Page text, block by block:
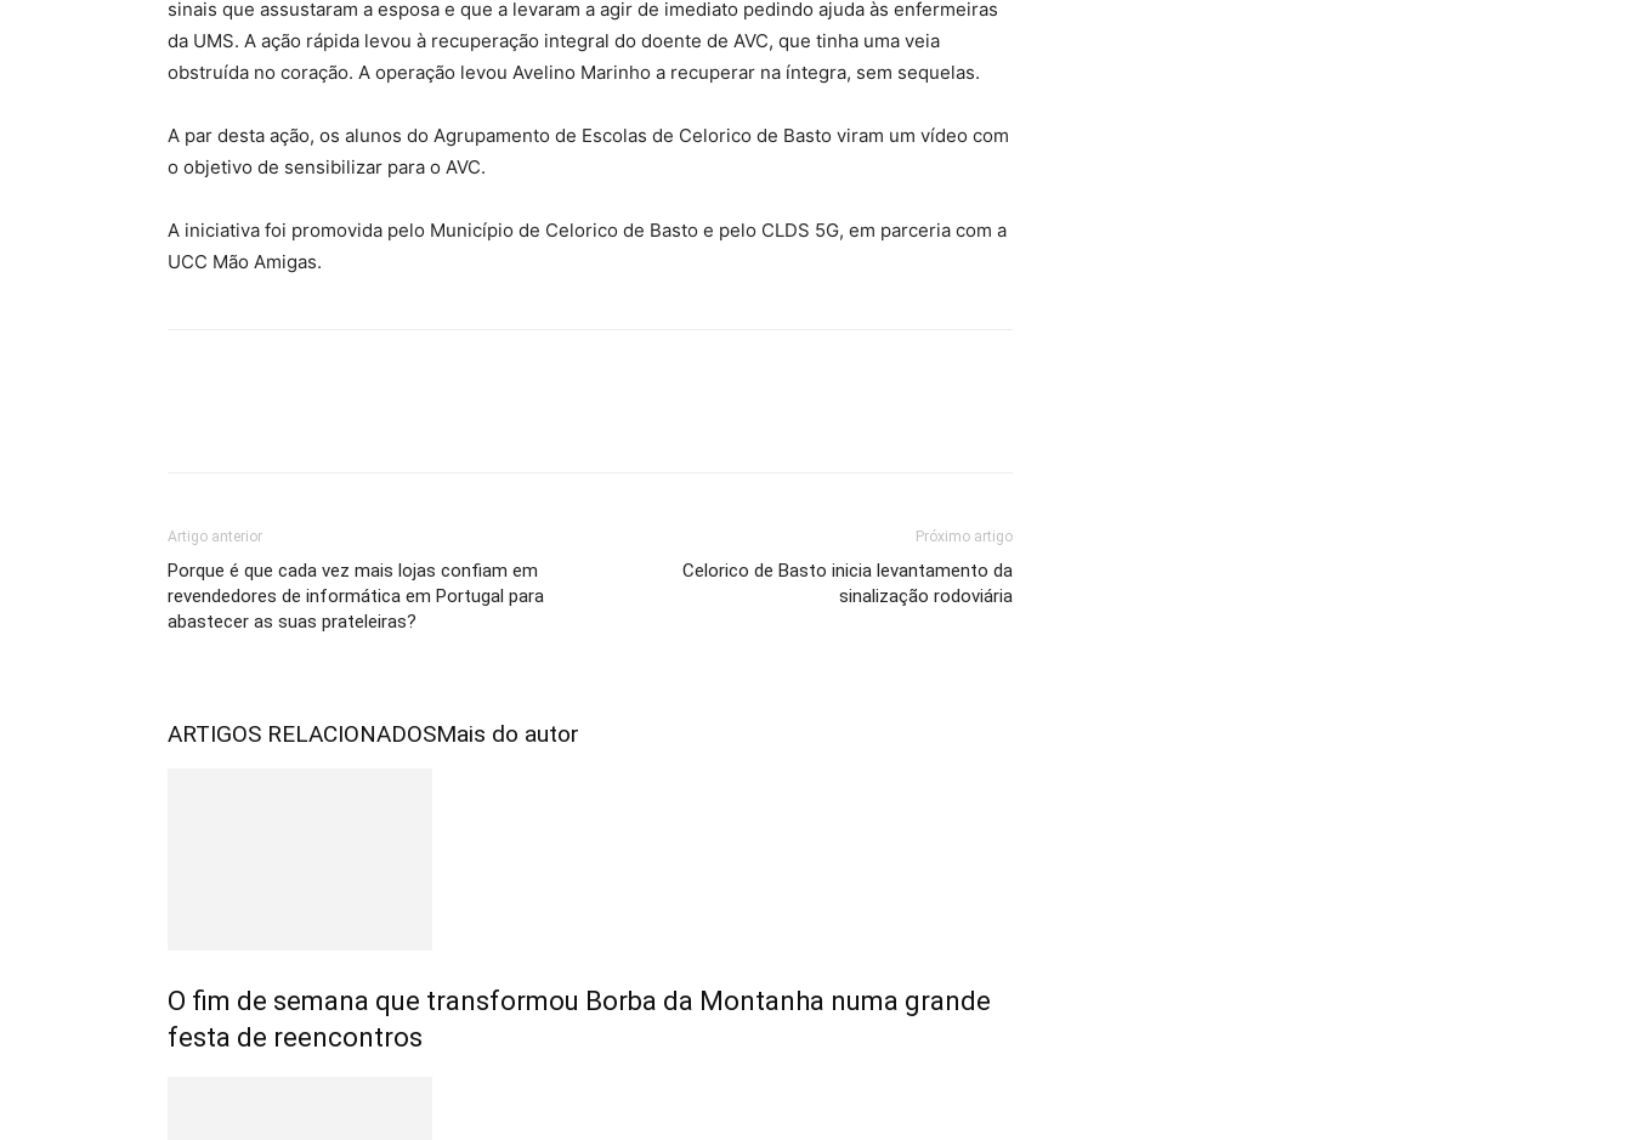
sinais que assustaram a esposa e que a levaram a agir de imediato pedindo ajuda às enfermeiras
da UMS. A ação rápida levou à recuperação integral do doente de AVC, que tinha uma veia
obstruída no coração. A operação levou Avelino Marinho a recuperar na íntegra, sem sequelas.
A par desta ação, os alunos do Agrupamento de Escolas de Celorico de Basto viram um vídeo com
o objetivo de sensibilizar para o AVC.
A iniciativa foi promovida pelo Município de Celorico de Basto e pelo CLDS 5G, em parceria com a
UCC Mão Amigas.
Artigo anterior
Porque é que cada vez mais lojas confiam em
revendedores de informática em Portugal para
abastecer as suas prateleiras?
Próximo artigo
Celorico de Basto inicia levantamento da
sinalização rodoviária
ARTIGOS RELACIONADOSMais do autor
O fim de semana que transformou Borba da Montanha numa grande
festa de reencontros